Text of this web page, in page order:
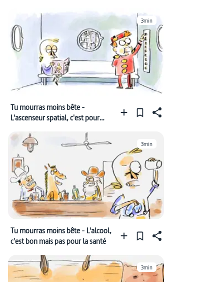
3min
Tu mourras moins bête -
L'ascenseur spatial, c'est pour
3min
Tu mourras moins bête - L'alcool,
c'est bon mais pas pour la santé
3min